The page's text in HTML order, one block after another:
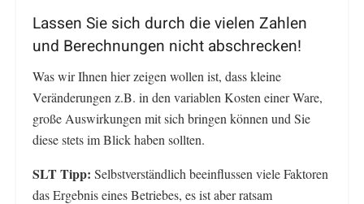
Lassen Sie sich durch die vielen Zahlen
und Berechnungen nicht abschrecken!
Was wir Ihnen hier zeigen wollen ist, dass kleine
Veränderungen z.B. in den variablen Kosten einer Ware,
große Auswirkungen mit sich bringen können und Sie
diese stets im Blick haben sollten.
SLT Tipp: Selbstverständlich beeinflussen viele Faktoren
das Ergebnis eines Betriebes, es ist aber ratsam